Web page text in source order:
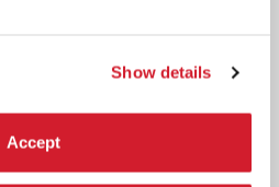
Show details
Accept